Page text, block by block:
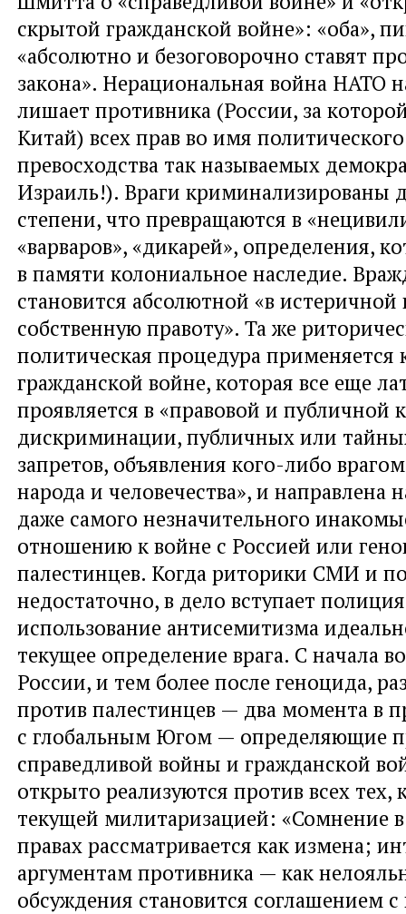
скрытой гражданской войне»: «оба»,
«абсолютно и безоговорочно ставят
закона». Нерациональная война НАТО
лишает противника (России, за
Китай) всех прав во имя
превосходства так называемых
Израиль!). Враги криминализированы
степени, что превращаются в
«варваров», «дикарей», определения,
в памяти колониальное наследие.
становится абсолютной «в истеричной
собственную правоту». Та же
политическая процедура применяется
гражданской войне, которая все еще
проявляется в «правовой и публичной
дискриминации, публичных или
запретов, объявления кого-либо
народа и человечества», и направлена
даже самого незначительного
отношению к войне с Россией или
палестинцев. Когда риторики СМИ и
недостаточно, в дело вступает
использование антисемитизма
текущее определение врага. С начала
России, и тем более после геноцида,
против палестинцев — два момента в
с глобальным Югом — определяющие
справедливой войны и гражданской
открыто реализуются против всех тех,
текущей милитаризацией: «Сомнение
правах рассматривается как измена;
аргументам противника — как
обсуждения становится соглашением с